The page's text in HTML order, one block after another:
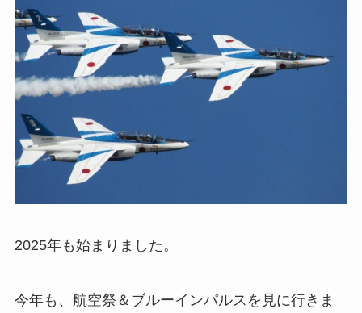
2025年も始まりました。
今年も、航空祭＆ブルーインパルスを見に行きま